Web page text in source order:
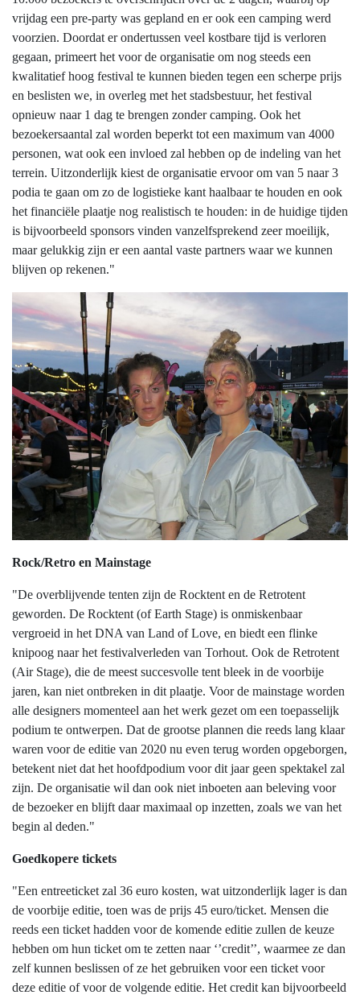
vrijdag een pre-party was gepland en er ook een camping werd
voorzien. Doordat er ondertussen veel kostbare tijd is verloren
gegaan, primeert het voor de organisatie om nog steeds een
kwalitatief hoog festival te kunnen bieden tegen een scherpe prijs
en beslisten we, in overleg met het stadsbestuur, het festival
opnieuw naar 1 dag te brengen zonder camping. Ook het
bezoekersaantal zal worden beperkt tot een maximum van 4000
personen, wat ook een invloed zal hebben op de indeling van het
terrein. Uitzonderlijk kiest de organisatie ervoor om van 5 naar 3
podia te gaan om zo de logistieke kant haalbaar te houden en ook
het financiële plaatje nog realistisch te houden: in de huidige tijden
is bijvoorbeeld sponsors vinden vanzelfsprekend zeer moeilijk,
maar gelukkig zijn er een aantal vaste partners waar we kunnen
blijven op rekenen."
Rock/Retro en Mainstage
"De overblijvende tenten zijn de Rocktent en de Retrotent
geworden. De Rocktent (of Earth Stage) is onmiskenbaar
vergroeid in het DNA van Land of Love, en biedt een flinke
knipoog naar het festivalverleden van Torhout. Ook de Retrotent
(Air Stage), die de meest succesvolle tent bleek in de voorbije
jaren, kan niet ontbreken in dit plaatje. Voor de mainstage worden
alle designers momenteel aan het werk gezet om een toepasselijk
podium te ontwerpen. Dat de grootse plannen die reeds lang klaar
waren voor de editie van 2020 nu even terug worden opgeborgen,
betekent niet dat het hoofdpodium voor dit jaar geen spektakel zal
zijn. De organisatie wil dan ook niet inboeten aan beleving voor
de bezoeker en blijft daar maximaal op inzetten, zoals we van het
begin al deden."
Goedkopere tickets
"Een entreeticket zal 36 euro kosten, wat uitzonderlijk lager is dan
de voorbije editie, toen was de prijs 45 euro/ticket. Mensen die
reeds een ticket hadden voor de komende editie zullen de keuze
hebben om hun ticket om te zetten naar ‘’credit’’, waarmee ze dan
zelf kunnen beslissen of ze het gebruiken voor een ticket voor
deze editie of voor de volgende editie. Het credit kan bijvoorbeeld